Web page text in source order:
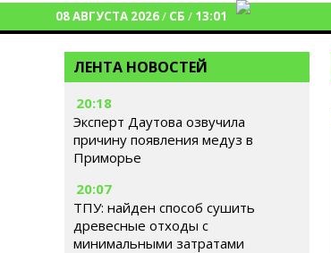
08 АВГУСТА 2026/ СБ / 13:01
ЛЕНТА НОВОСТЕЙ
20:18
Эксперт Даутова озвучила
причину появления медуз в
Приморье
20:07
ТПУ: найден способ сушить
древесные отходы с
минимальными затратами